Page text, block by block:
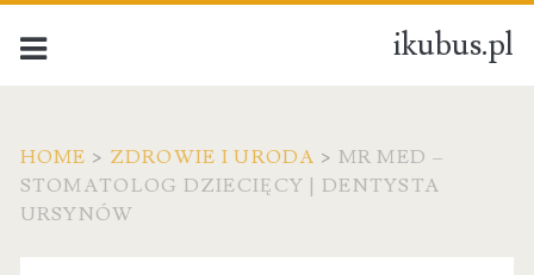
ikubus.pl
HOME > ZDROWIE I URODA > MR MED –
STOMATOLOG DZIECIĘCY | DENTYSTA
URSYNÓW